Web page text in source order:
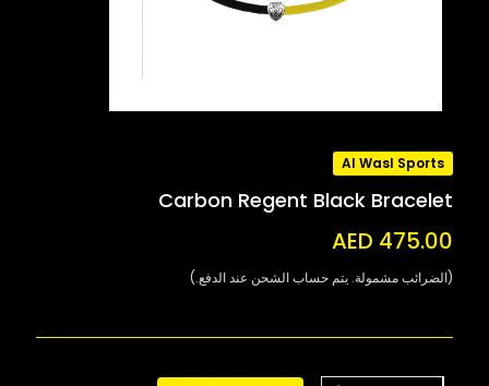
Al Wasl Sports
Carbon Regent Black Bracelet
AED 475.00
(الضرائب مشمولة. يتم حساب الشحن عند الدفع.)